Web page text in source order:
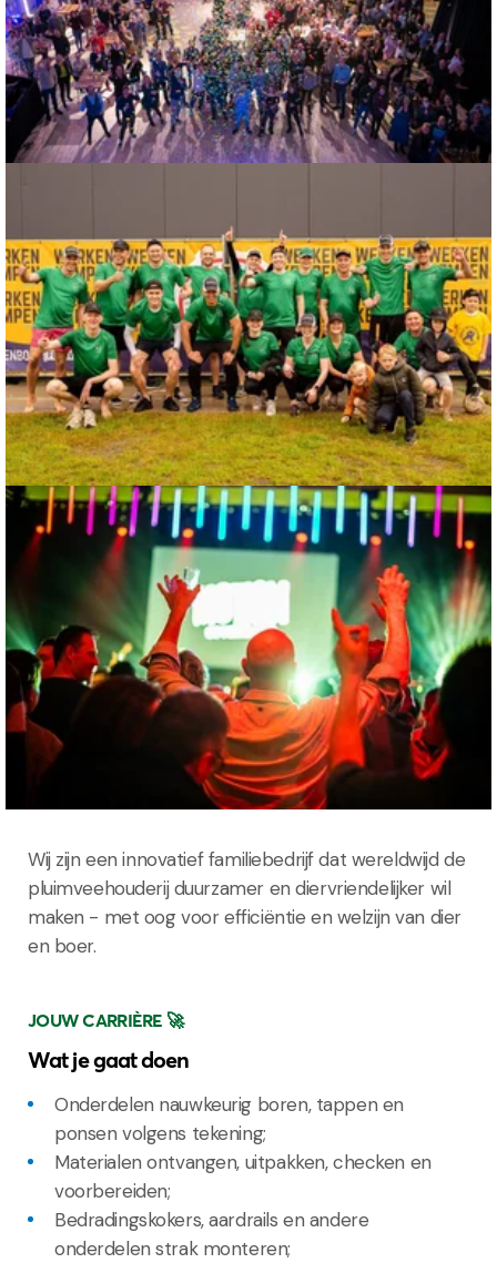
Wij zijn een innovatief familiebedrijf dat wereldwijd de
pluimveehouderij duurzamer en diervriendelijker wil
maken - met oog voor efficiëntie en welzijn van dier
en boer.
JOUW CARRIÈRE 🚀
Wat je gaat doen
Onderdelen nauwkeurig boren, tappen en
ponsen volgens tekening;
Materialen ontvangen, uitpakken, checken en
voorbereiden;
Bedradingskokers, aardrails en andere
onderdelen strak monteren;